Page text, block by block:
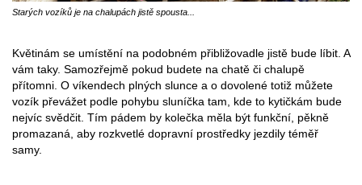
Starých vozíků je na chalupách jistě spousta...
Květinám se umístění na podobném přibližovadle jistě bude líbit. A
vám taky. Samozřejmě pokud budete na chatě či chalupě
přítomni. O víkendech plných slunce a o dovolené totiž můžete
vozík převážet podle pohybu sluníčka tam, kde to kytičkám bude
nejvíc svědčit. Tím pádem by kolečka měla být funkční, pěkně
promazaná, aby rozkvetlé dopravní prostředky jezdily téměř
samy.